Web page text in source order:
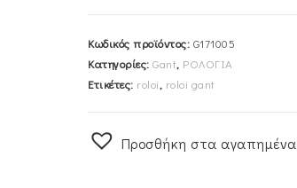
Κωδικός προϊόντος: G171005
Κατηγορίες: Gant, ΡΟΛΟΓΙΑ
Ετικέτες: roloi, roloi gant
Προσθήκη στα αγαπημένα